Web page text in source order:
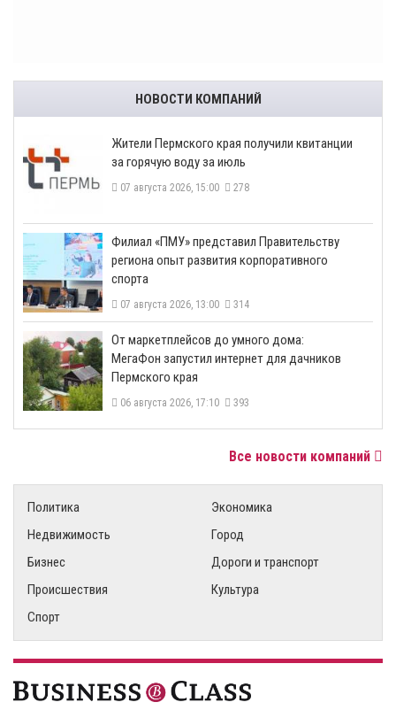
НОВОСТИ КОМПАНИЙ
​Жители Пермского края получили квитанции
за горячую воду за июль
07 августа 2026, 15:00 278
​Филиал «ПМУ» представил Правительству
региона опыт развития корпоративного
спорта
07 августа 2026, 13:00 314
От маркетплейсов до умного дома:
МегаФон запустил интернет для дачников
Пермского края
06 августа 2026, 17:10 393
Все новости компаний
Политика
Экономика
Недвижимость
Город
Бизнес
Дороги и транспорт
Происшествия
Культура
Спорт